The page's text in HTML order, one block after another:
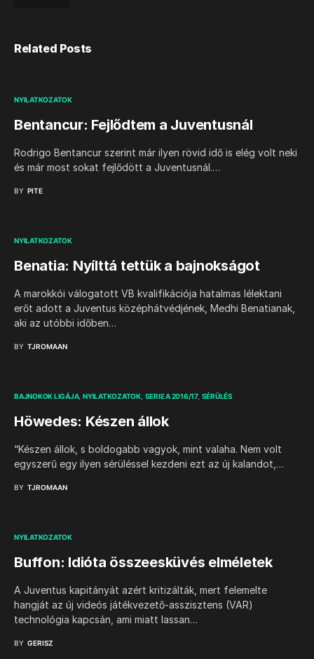
Related Posts
NYILATKOZATOK
Bentancur: Fejlődtem a Juventusnál
Rodrigo Bentancur szerint már ilyen rövid idő is elég volt neki
és már most sokat fejlődött a Juventusnál.…
BY PITE
NYILATKOZATOK
Benatia: Nyílttá tettük a bajnokságot
A marokkói válogatott VB kvalifikációja hatalmas lélektani
erőt adott a Juventus középhátvédjének, Medhi Benatianak,
aki az utóbbi időben…
BY TJROMAAN
BAJNOKOK LIGÁJA NYILATKOZATOK SERIE A 2016/17 SÉRÜLÉS
Höwedes: Készen állok
“Készen állok, s boldogabb vagyok, mint valaha. Nem volt
egyszerű egy ilyen sérüléssel kezdeni ezt az új kalandot,…
BY TJROMAAN
NYILATKOZATOK
Buffon: Idióta összeesküvés elméletek
A Juventus kapitányát azért kritizálták, mert felemelte
hangját az új videós játékvezető-asszisztens (VAR)
technológia kapcsán, ami miatt lassan…
BY GERISZ